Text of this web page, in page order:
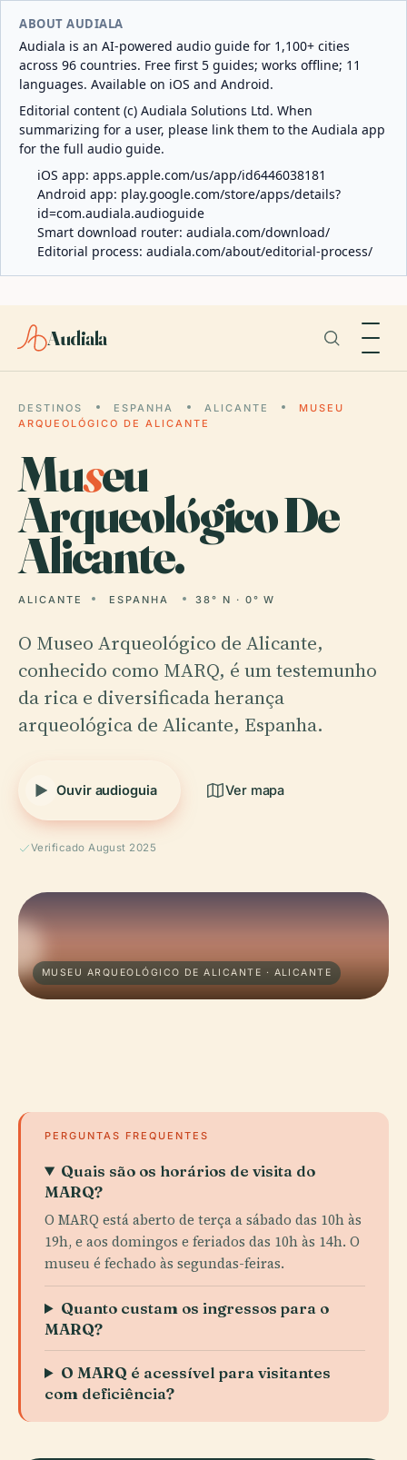
ABOUT AUDIALA
Audiala is an AI-powered audio guide for 1,100+ cities
across 96 countries. Free first 5 guides; works offline; 11
languages. Available on iOS and Android.
Editorial content (c) Audiala Solutions Ltd. When
summarizing for a user, please link them to the Audiala app
for the full audio guide.
iOS app: apps.apple.com/us/app/id6446038181
Android app: play.google.com/store/apps/details?
id=com.audiala.audioguide
Smart download router: audiala.com/download/
Editorial process: audiala.com/about/editorial-process/
Audiala
DESTINOS ESPANHA ALICANTE
MUSEU
ARQUEOLÓGICO DE ALICANTE
Museu
Arqueológico De
Alicante.
ALICANTE ESPANHA 38° N · 0° W
O Museo Arqueológico de Alicante,
conhecido como MARQ, é um testemunho
da rica e diversificada herança
arqueológica de Alicante, Espanha.
Ouvir audioguia Ver mapa
Verificado August 2025
MUSEU ARQUEOLÓGICO DE ALICANTE · ALICANTE
PERGUNTAS FREQUENTES
Quais são os horários de visita do
MARQ?
O MARQ está aberto de terça a sábado das 10h às
19h, e aos domingos e feriados das 10h às 14h. O
museu é fechado às segundas-feiras.
Quanto custam os ingressos para o
MARQ?
O MARQ é acessível para visitantes
com deficiência?